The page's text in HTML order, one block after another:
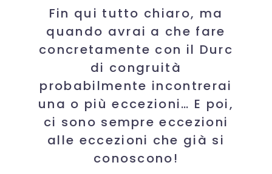
Fin qui tutto chiaro, ma
quando avrai a che fare
concretamente con il Durc
di congruità
probabilmente incontrerai
una o più eccezioni… E poi,
ci sono sempre eccezioni
alle eccezioni che già si
conoscono!